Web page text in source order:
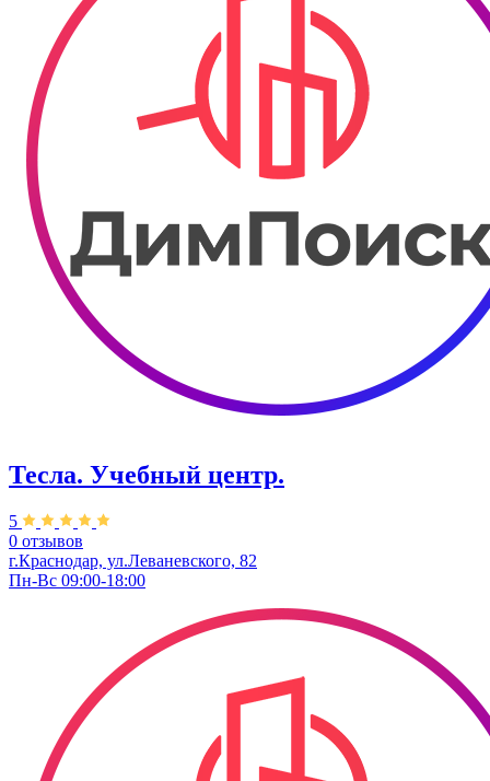
Тесла. Учебный центр.
5
0 отзывов
г.Краснодар, ул.Леваневского, 82
Пн-Вс 09:00-18:00